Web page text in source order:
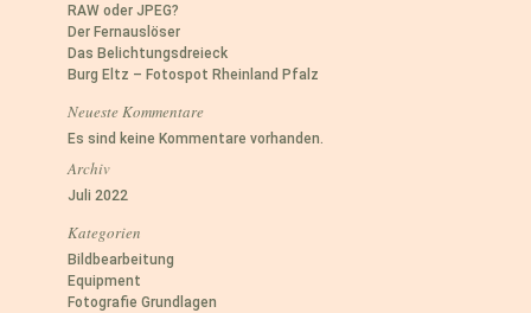
RAW oder JPEG?
Der Fernauslöser
Das Belichtungsdreieck
Burg Eltz – Fotospot Rheinland Pfalz
Neueste Kommentare
Es sind keine Kommentare vorhanden.
Archiv
Juli 2022
Kategorien
Bildbearbeitung
Equipment
Fotografie Grundlagen